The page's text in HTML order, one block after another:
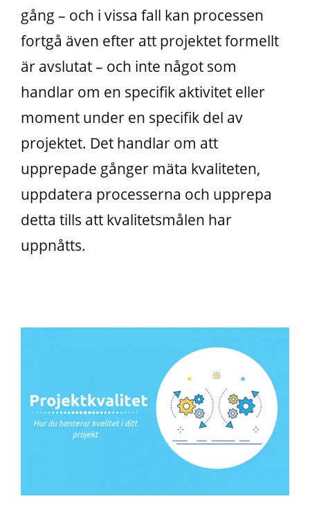
gång – och i vissa fall kan processen
fortgå även efter att projektet formellt
är avslutat – och inte något som
handlar om en specifik aktivitet eller
moment under en specifik del av
projektet. Det handlar om att
upprepade gånger mäta kvaliteten,
uppdatera processerna och upprepa
detta tills att kvalitetsmålen har
uppnåtts.